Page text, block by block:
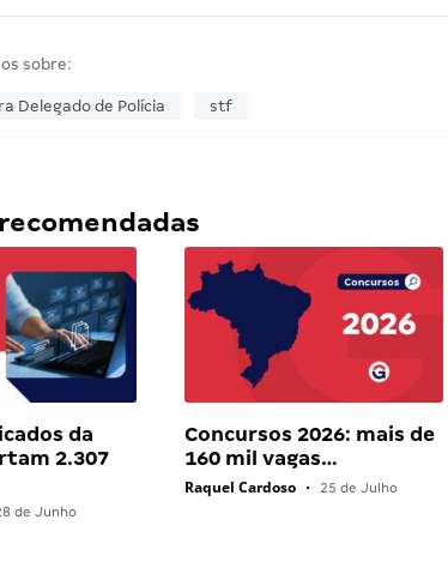
sobre:
Delegado de Polícia stf
da
2.307
de Junho
Concursos 2026: mais de
160 mil vagas…
Raquel Cardoso • 25 de Julho